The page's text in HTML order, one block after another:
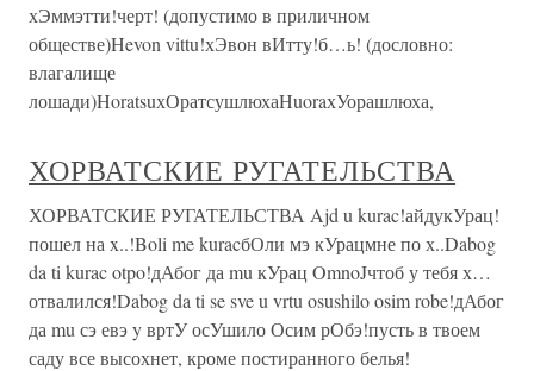
хЭммэтти!черт! (допустимо в приличном
обществе)Hevon vittu!хЭвон вИтту!б…ь! (дословно:
влагалище
лошади)HoratsuхОратсушлюхаHuoraхУорашлюха,
ХОРВАТСКИЕ РУГАТЕЛЬСТВА
ХОРВАТСКИЕ РУГАТЕЛЬСТВА Ajd u kurac!айдукУрац!
пошел на x..!Boli me kuracбОли мэ кУрацмне по х..Dabog
da ti kurac otpo!дАбог да mu кУрац OmnoJчтоб у тебя х…
отвалился!Dabog da ti se sve u vrtu osushilo osim robe!дАбог
да mu сэ евэ y вртУ осУшило Осим рОбэ!пусть в твоем
саду все высохнет, кроме постиранного белья!